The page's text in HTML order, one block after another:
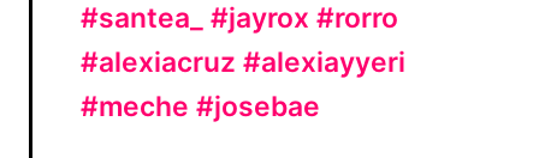
#santea_
#jayrox #rorro
#alexiacruz #alexiayyeri
#meche #josebae